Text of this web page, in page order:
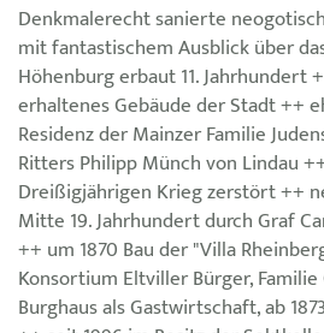
Denkmalerecht sanierte
mit fantastischem Ausblick über
Höhenburg erbaut 11. Jahrhundert
erhaltenes Gebäude der Stadt ++
Residenz der Mainzer Familie
Ritters Philipp Münch von Lindau
Dreißigjährigen Krieg zerstört ++
Mitte 19. Jahrhundert durch Graf
++ um 1870 Bau der "Villa
Konsortium Eltviller Bürger,
Burghaus als Gastwirtschaft, ab